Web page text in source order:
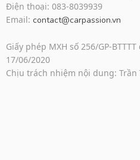
Điện thoại: 083-8039939
Email: contact@carpassion.vn
Giấy phép MXH số 256/GP-
17/06/2020
Chịu trách nhiệm nội dung: Trần